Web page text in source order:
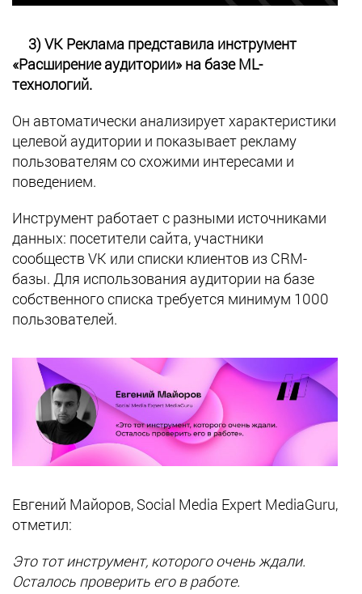
3) VK Реклама представила инструмент
«Расширение аудитории» на базе ML-
технологий.
Он автоматически анализирует характеристики
целевой аудитории и показывает рекламу
пользователям со схожими интересами и
поведением.
Инструмент работает с разными источниками
данных: посетители сайта, участники
сообществ VK или списки клиентов из CRM-
базы. Для использования аудитории на базе
собственного списка требуется минимум 1000
пользователей.
Евгений Майоров, Social Media Expert MediaGuru,
отметил:
Это тот инструмент, которого очень ждали.
Осталось проверить его в работе.